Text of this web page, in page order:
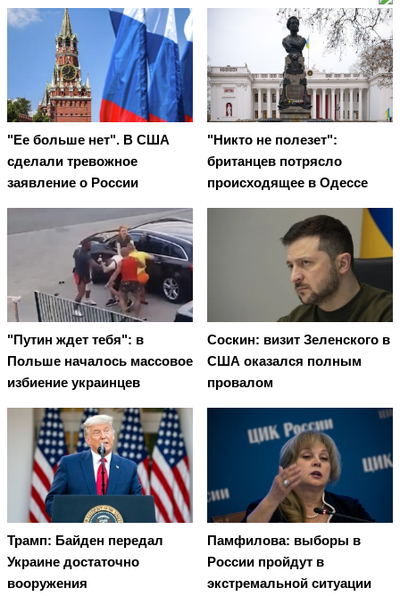
"Ее больше нет". В США
сделали тревожное
заявление о России
"Никто не полезет":
британцев потрясло
происходящее в Одессе
"Путин ждет тебя": в
Польше началось массовое
избиение украинцев
Соскин: визит Зеленского в
США оказался полным
провалом
Трамп: Байден передал
Украине достаточно
вооружения
Памфилова: выборы в
России пройдут в
экстремальной ситуации